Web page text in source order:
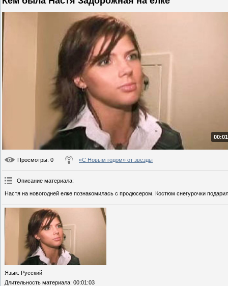
Просмотры: 0 «С Новым годом» от звезды
Описание материала:
Настя на новогодней елке познакомилась с продюсером. Костюм снегурочки
Язык: Русский
Длительность материала: 00:01:03